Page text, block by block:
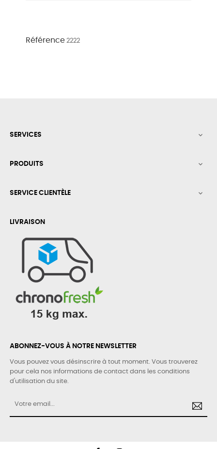
Référence 2222
SERVICES 
PRODUITS 
SERVICE CLIENTÈLE 
LIVRAISON
ABONNEZ-VOUS À NOTRE NEWSLETTER
Vous pouvez vous désinscrire à tout moment. Vous trouverez
pour cela nos informations de contact dans les conditions
d'utilisation du site.